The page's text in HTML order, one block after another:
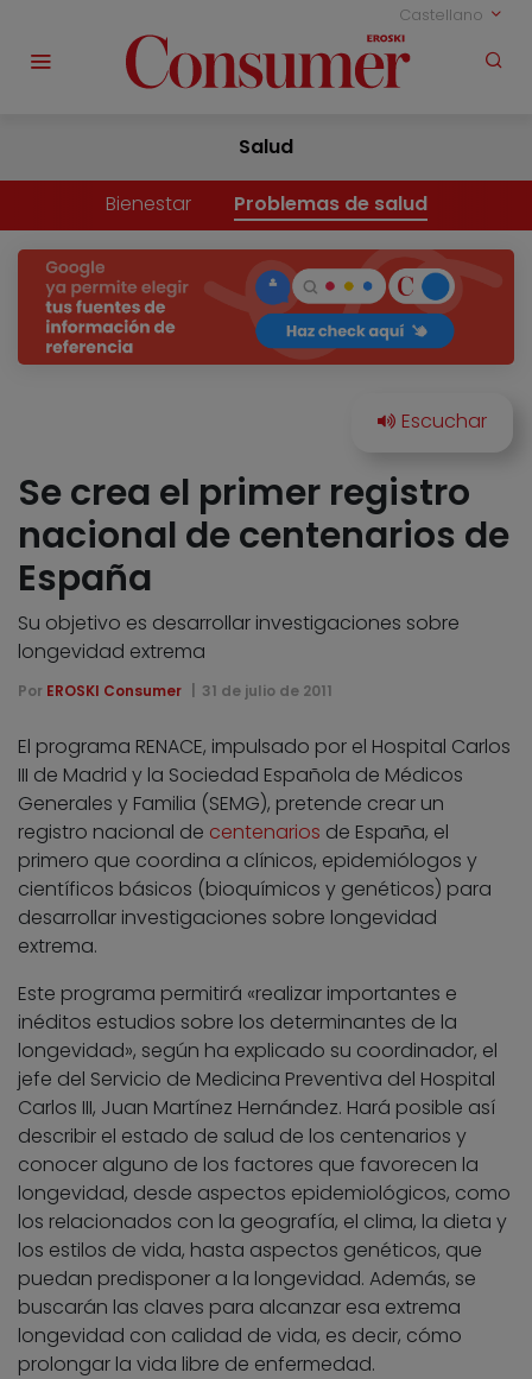
Castellano
Salud
Bienestar Problemas de salud
Se crea el primer registro
nacional de centenarios de
España
Su objetivo es desarrollar investigaciones sobre
longevidad extrema
Por EROSKI Consumer 31 de julio de 2011
El programa RENACE, impulsado por el Hospital Carlos
III de Madrid y la Sociedad Española de Médicos
Generales y Familia (SEMG), pretende crear un
registro nacional de centenarios de España, el
primero que coordina a clínicos, epidemiólogos y
científicos básicos (bioquímicos y genéticos) para
desarrollar investigaciones sobre longevidad
extrema.
Este programa permitirá «realizar importantes e
inéditos estudios sobre los determinantes de la
longevidad», según ha explicado su coordinador, el
jefe del Servicio de Medicina Preventiva del Hospital
Carlos III, Juan Martínez Hernández. Hará posible así
describir el estado de salud de los centenarios y
conocer alguno de los factores que favorecen la
longevidad, desde aspectos epidemiológicos, como
los relacionados con la geografía, el clima, la dieta y
los estilos de vida, hasta aspectos genéticos, que
puedan predisponer a la longevidad. Además, se
buscarán las claves para alcanzar esa extrema
longevidad con calidad de vida, es decir, cómo
prolongar la vida libre de enfermedad.